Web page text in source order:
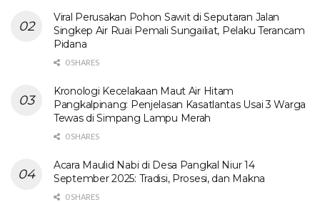
Viral Perusakan Pohon Sawit di Seputaran Jalan
Singkep Air Ruai Pemali Sungailiat, Pelaku Terancam
Pidana
0 SHARES
Kronologi Kecelakaan Maut Air Hitam
Pangkalpinang: Penjelasan Kasatlantas Usai 3 Warga
Tewas di Simpang Lampu Merah
0 SHARES
Acara Maulid Nabi di Desa Pangkal Niur 14
September 2025: Tradisi, Prosesi, dan Makna
0 SHARES